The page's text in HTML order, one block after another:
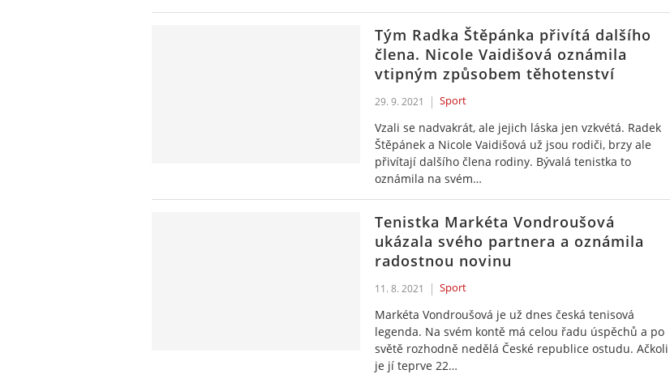
Tým Radka Štěpánka přivítá dalšího
člena. Nicole Vaidišová oznámila
vtipným způsobem těhotenství
29. 9. 2021 Sport
Vzali se nadvakrát, ale jejich láska jen vzkvétá. Radek
Štěpánek a Nicole Vaidišová už jsou rodiči, brzy ale
přivítají dalšího člena rodiny. Bývalá tenistka to
oznámila na svém…
Tenistka Markéta Vondroušová
ukázala svého partnera a oznámila
radostnou novinu
11. 8. 2021 Sport
Markéta Vondroušová je už dnes česká tenisová
legenda. Na svém kontě má celou řadu úspěchů a po
světě rozhodně nedělá České republice ostudu. Ačkoli
je jí teprve 22…